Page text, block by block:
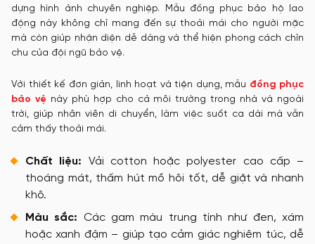
dựng hình ảnh chuyên nghiệp. Mẫu đồng phục bảo hộ lao
động này không chỉ mang đến sự thoải mái cho người mặc
mà còn giúp nhận diện dễ dàng và thể hiện phong cách chỉn
chu của đội ngũ bảo vệ.
Với thiết kế đơn giản, linh hoạt và tiện dụng, mẫu đồng phục
bảo vệ này phù hợp cho cả môi trường trong nhà và ngoài
trời, giúp nhân viên di chuyển, làm việc suốt ca dài mà vẫn
cảm thấy thoải mái.
Chất liệu: Vải cotton hoặc polyester cao cấp –
thoáng mát, thấm hút mồ hôi tốt, dễ giặt và nhanh
khô.
Màu sắc: Các gam màu trung tính như đen, xám
hoặc xanh đậm – giúp tạo cảm giác nghiêm túc, dễ